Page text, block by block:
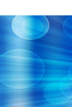
to
content